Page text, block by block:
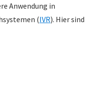
Anwendung in
(IVR). Hier sind